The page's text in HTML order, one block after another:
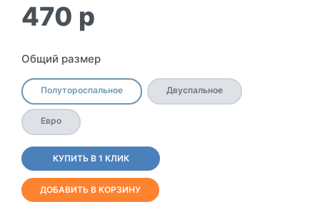
470 p
Общий размер
Полутороспальное Двуспальное
Евро
КУПИТЬ В 1 КЛИК
ДОБАВИТЬ В КОРЗИНУ